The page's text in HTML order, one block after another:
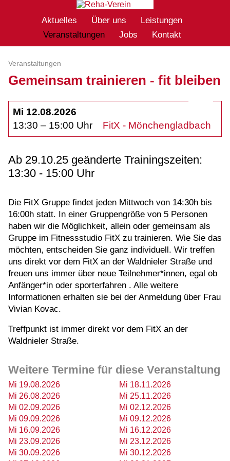
Aktuelles Über uns
Leistungen
Veranstaltungen
Jobs Kontakt
Veranstaltungen
Gemeinsam trainieren - fit bleiben
Mi 12.08.2026
13:30 – 15:00 Uhr
FitX - Mönchengladbach
Ab 29.10.25 geänderte Trainingszeiten:
13:30 - 15:00 Uhr
Die FitX Gruppe findet jeden Mittwoch von 14:30h bis
16:00h statt. In einer Gruppengröße von 5 Personen
haben wir die Möglichkeit, allein oder gemeinsam als
Gruppe im Fitnessstudio FitX zu trainieren. Wie Sie das
möchten, entscheiden Sie ganz individuell. Wir treffen
uns direkt vor dem FitX an der Waldnieler Straße und
freuen uns immer über neue Teilnehmer*innen, egal ob
Anfänger*in oder sporterfahren . Alle weitere
Informationen erhalten sie bei der Anmeldung über Frau
Vivian Kovac.
Treffpunkt ist immer direkt vor dem FitX an der
Waldnieler Straße.
Weitere Termine für diese Veranstaltung
Mi 19.08.2026
Mi 26.08.2026
Mi 02.09.2026
Mi 09.09.2026
Mi 16.09.2026
Mi 23.09.2026
Mi 30.09.2026
Mi 18.11.2026
Mi 25.11.2026
Mi 02.12.2026
Mi 09.12.2026
Mi 16.12.2026
Mi 23.12.2026
Mi 30.12.2026